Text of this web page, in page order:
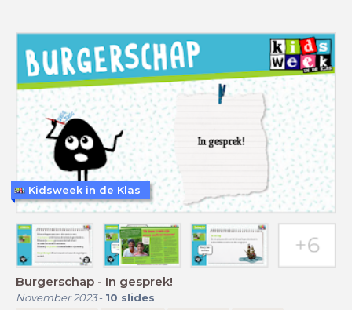
Burgerschap - In gesprek!
November 2023- 10 slides
Kidsweek in de Klas